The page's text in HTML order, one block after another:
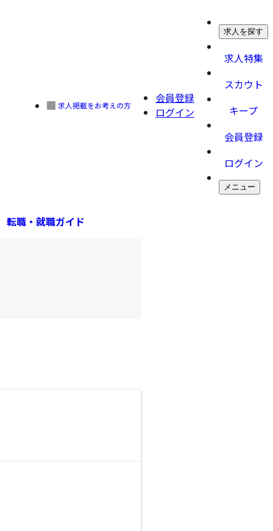
求人掲載をお考えの方
会員登録
ログイン
求人を探す
求人特集
スカウト
キープ
会員登録
ログイン
メニュー
転職・就職ガイド